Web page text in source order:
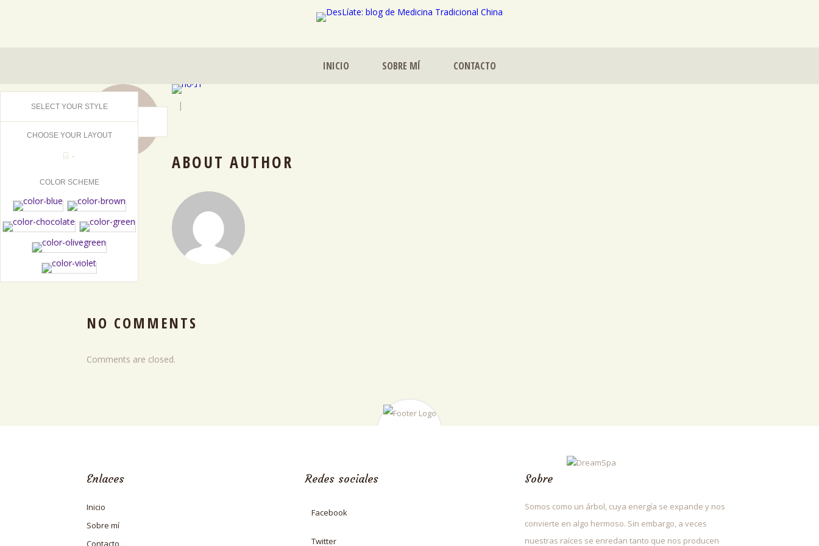
SELECT YOUR STYLE
CHOOSE YOUR LAYOUT
COLOR SCHEME
INICIO SOBRE MÍ CONTACTO
OCT
2015
|
ABOUT AUTHOR
NO COMMENTS
Comments are closed.
Enlaces
Inicio
Sobre mí
Contacto
Redes sociales
Facebook
Twitter
Sobre
Somos como un árbol, cuya energía se expande y nos
convierte en algo hermoso. Sin embargo, a veces
nuestras raíces se enredan tanto que nos producen